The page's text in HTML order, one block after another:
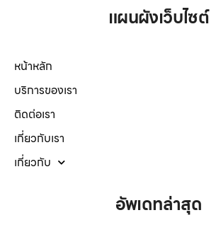
แผนผังเว็บไซต์
หน้าหลัก
บริการของเรา
ติดต่อเรา
เกี่ยวกับเรา
เกี่ยวกับ
อัพเดทล่าสุด